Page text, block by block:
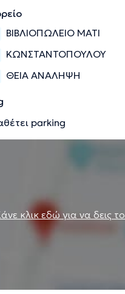
ΒΙΒΛΙΟΠΩΛΕΙΟ ΜΑΤΙ
ΚΩΝΣΤΑΝΤΟΠΟΥΛΟΥ
ΘΕΙΑ ΑΝΑΛΗΨΗ
parking
κλικ εδώ για να δεις